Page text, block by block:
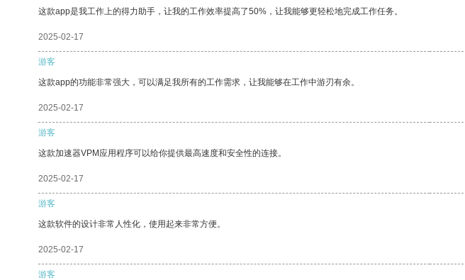
这款app是我工作上的得力助手，让我的工作效率提高了50%，让我能够更轻松地完成工作任务。
2025-02-17
游客
这款app的功能非常强大，可以满足我所有的工作需求，让我能够在工作中游刃有余。
2025-02-17
游客
这款加速器VPM应用程序可以给你提供最高速度和安全性的连接。
2025-02-17
游客
这款软件的设计非常人性化，使用起来非常方便。
2025-02-17
游客